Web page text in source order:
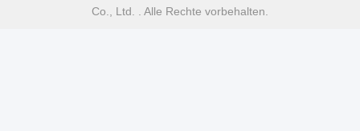
Co., Ltd. . Alle Rechte vorbehalten.